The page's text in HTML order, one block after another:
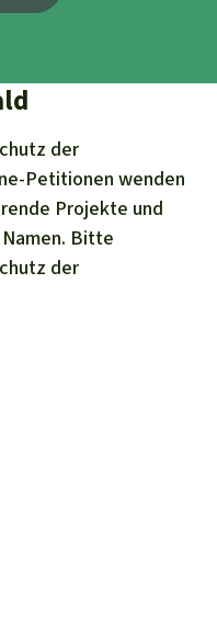
der
Petitionen wenden
Projekte und
Bitte
der